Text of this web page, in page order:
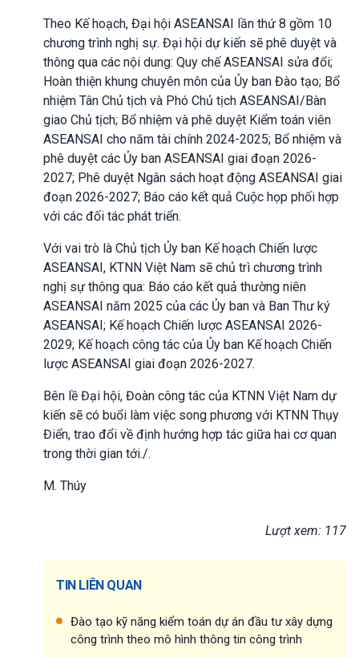
Theo Kế hoạch, Đại hội ASEANSAI lần thứ 8 gồm 10
chương trình nghị sự. Đại hội dự kiến sẽ phê duyệt và
thông qua các nội dung: Quy chế ASEANSAI sửa đổi;
Hoàn thiện khung chuyên môn của Ủy ban Đào tạo; Bổ
nhiệm Tân Chủ tịch và Phó Chủ tịch ASEANSAI/Bàn
giao Chủ tịch; Bổ nhiệm và phê duyệt Kiểm toán viên
ASEANSAI cho năm tài chính 2024-2025; Bổ nhiệm và
phê duyệt các Ủy ban ASEANSAI giai đoạn 2026-
2027; Phê duyệt Ngân sách hoạt động ASEANSAI giai
đoạn 2026-2027; Báo cáo kết quả Cuộc họp phối hợp
với các đối tác phát triển.
Với vai trò là Chủ tịch Ủy ban Kế hoạch Chiến lược
ASEANSAI, KTNN Việt Nam sẽ chủ trì chương trình
nghị sự thông qua: Báo cáo kết quả thường niên
ASEANSAI năm 2025 của các Ủy ban và Ban Thư ký
ASEANSAI; Kế hoạch Chiến lược ASEANSAI 2026-
2029; Kế hoạch công tác của Ủy ban Kế hoạch Chiến
lược ASEANSAI giai đoạn 2026-2027.
Bên lề Đại hội, Đoàn công tác của KTNN Việt Nam dự
kiến sẽ có buổi làm việc song phương với KTNN Thụy
Điển, trao đổi về định hướng hợp tác giữa hai cơ quan
trong thời gian tới./.
M. Thúy
Lượt xem: 117
TIN LIÊN QUAN
Đào tạo kỹ năng kiểm toán dự án đầu tư xây dựng
công trình theo mô hình thông tin công trình